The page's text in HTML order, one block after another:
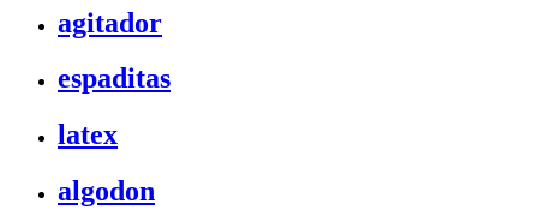
agitador
espaditas
latex
algodon